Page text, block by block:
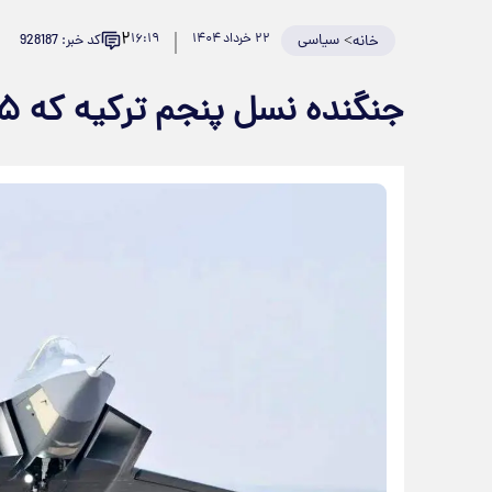
خانه>سیاسی ۲۲ خرداد ۱۴۰۴ ۱۶:۱۹۲ کد خبر: 928187
جنگنده نسل پنجم ترکیه که F-۳۵ را به چالش می‌کشد